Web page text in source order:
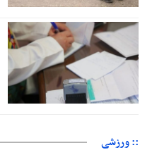
:: ورزشی